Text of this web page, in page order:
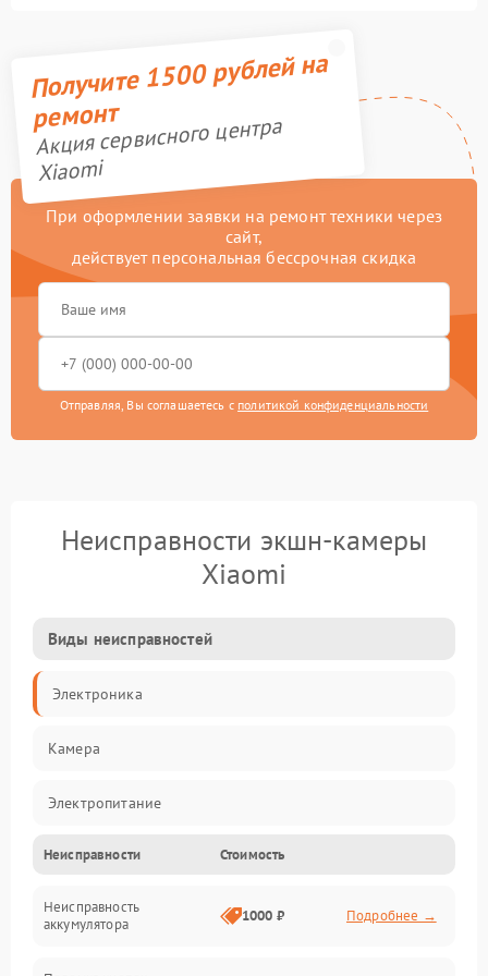
Получите 1500 рублей на
ремонт
Акция сервисного центра
Xiaomi
При оформлении заявки на ремонт техники через
сайт,
действует персональная бессрочная скидка
Отправляя, Вы соглашаетесь с политикой конфиденциальности
Неисправности экшн-камеры
Xiaomi
Виды неисправностей
Электроника
Камера
Электропитание
Память/Носитель
Хранение данных
Неисправности Стоимость
Неисправность
аккумулятора
1000 ₽ Подробнее →